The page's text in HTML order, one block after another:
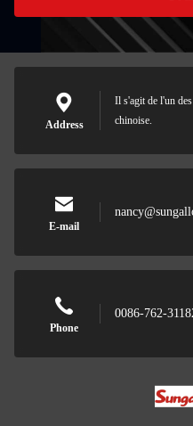
Address
Il s'agit de l'un
chinoise.
E-mail
Phone
0086-762-